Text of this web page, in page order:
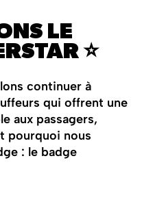
LE
⭐
continuer à
qui offrent une
aux passagers,
pourquoi nous
: le badge